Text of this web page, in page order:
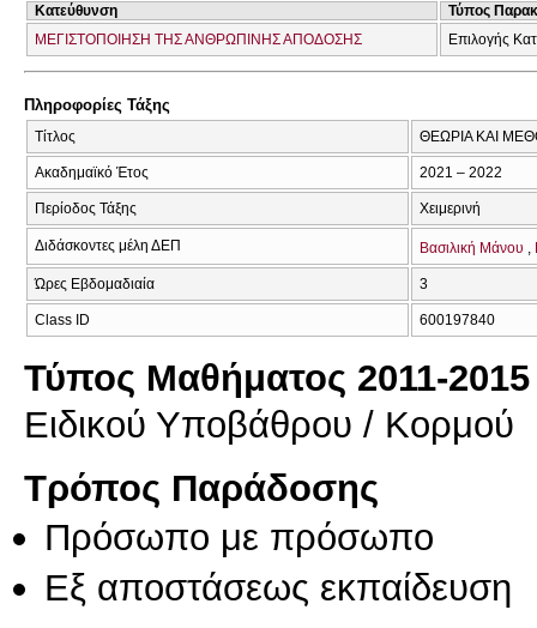
Κατεύθυνση
Τύπος
ΜΕΓΙΣΤΟΠΟΙΗΣΗ ΤΗΣ ΑΝΘΡΩΠΙΝΗΣ ΑΠΟΔΟΣΗΣ
Επιλογής
Πληροφορίες Τάξης
Τίτλος ΘΕΩΡΙΑ ΚΑΙ
Ακαδημαϊκό Έτος 2021 – 2022
Περίοδος Τάξης Χειμερινή
Διδάσκοντες μέλη ΔΕΠ Βασιλική Μάνου
Ώρες Εβδομαδιαία 3
Class ID 600197840
Τύπος Μαθήματος 2011-2015
Ειδικού Υποβάθρου / Κορμού
Τρόπος Παράδοσης
Πρόσωπο με πρόσωπο
Eξ απoστάσεως εκπαίδευση